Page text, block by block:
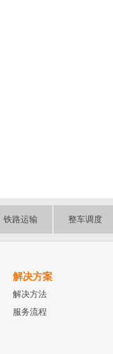
铁路运输 整车调度
解决方案
解决方法
服务流程